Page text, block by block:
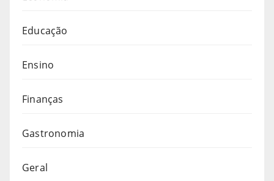
Educação
Ensino
Finanças
Gastronomia
Geral